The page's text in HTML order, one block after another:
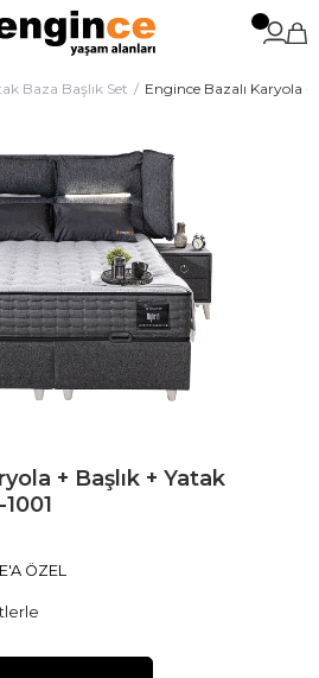
Baza Başlık Set Engince Bazalı Karyola
+ Başlık + Yatak
ÖZEL